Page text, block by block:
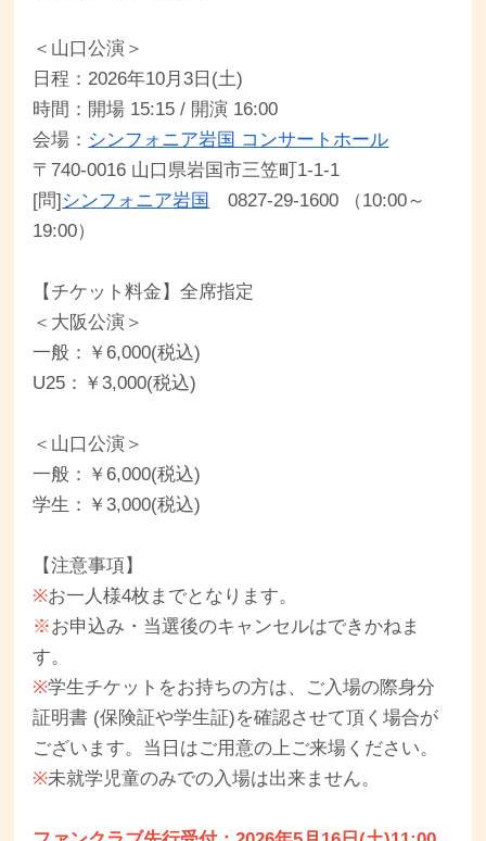
＜山口公演＞
日程：2026年10月3日(土)
時間：開場 15:15 / 開演 16:00
会場： シンフォニア岩国 コンサートホール
〒740-0016 山口県岩国市三笠町1-1-1
[問] シンフォニア岩国
0827-29-1600 （10:00～
19:00）
【チケット料金】全席指定
＜大阪公演＞
一般：￥6,000(税込)
U25：￥3,000(税込)
＜山口公演＞
一般：￥6,000(税込)
学生：￥3,000(税込)
【注意事項】
※お一人様4枚までとなります。
※お申込み・当選後のキャンセルはできかねま
す。
※学生チケットをお持ちの方は、ご入場の際身分
証明書 (保険証や学生証)を確認させて頂く場合が
ございます。当日はご用意の上ご来場ください。
※未就学児童のみでの入場は出来ません。